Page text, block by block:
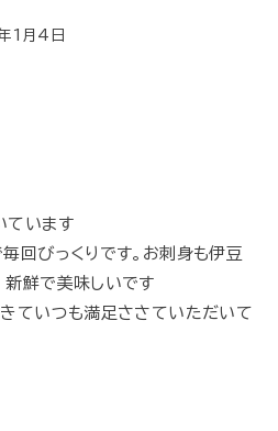
1月4日
ています
回びっくりです。お刺身も伊豆
鮮で美味しいです
ていつも満足ささていただいて